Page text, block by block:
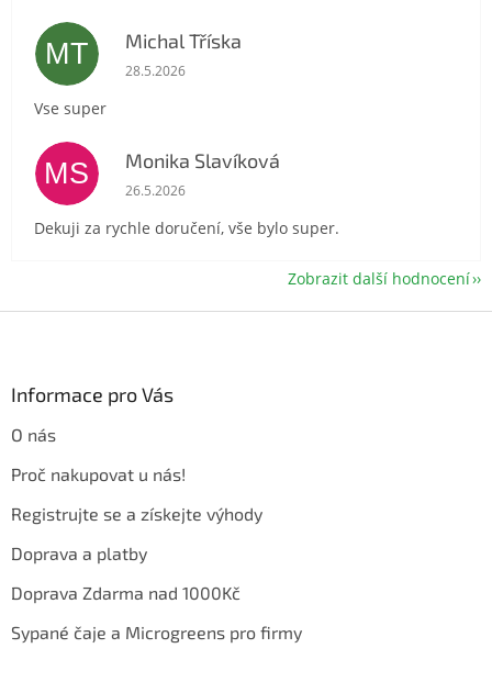
MT Michal Tříska
Hodnocení obchodu je 5 z 5 hvězdiček.
28.5.2026
Vse super
MS Monika Slavíková
Hodnocení obchodu je 5 z 5 hvězdiček.
26.5.2026
Dekuji za rychle doručení, vše bylo super.
Zobrazit další hodnocení
Informace pro Vás
O nás
Proč nakupovat u nás!
Registrujte se a získejte výhody
Doprava a platby
Doprava Zdarma nad 1000Kč
Sypané čaje a Microgreens pro firmy